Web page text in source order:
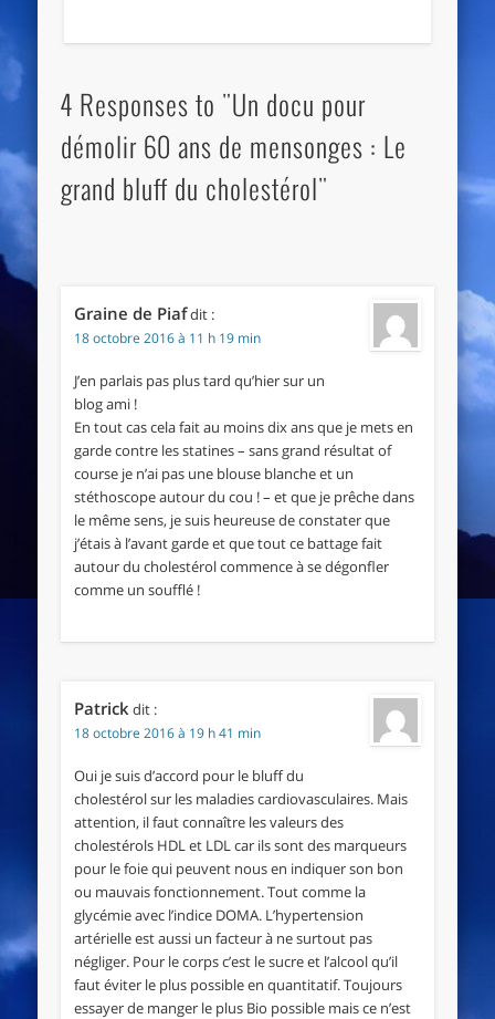
4 Responses to "Un docu pour
démolir 60 ans de mensonges : Le
grand bluff du cholestérol"
Graine de Piafdit :
18 octobre 2016 à 11 h 19 min
J’en parlais pas plus tard qu’hier sur un
blog ami !
En tout cas cela fait au moins dix ans que je mets en
garde contre les statines – sans grand résultat of
course je n’ai pas une blouse blanche et un
stéthoscope autour du cou ! – et que je prêche dans
le même sens, je suis heureuse de constater que
j’étais à l’avant garde et que tout ce battage fait
autour du cholestérol commence à se dégonfler
comme un soufflé !
Patrick dit :
18 octobre 2016 à 19 h 41 min
Oui je suis d’accord pour le bluff du
cholestérol sur les maladies cardiovasculaires. Mais
attention, il faut connaître les valeurs des
cholestérols HDL et LDL car ils sont des marqueurs
pour le foie qui peuvent nous en indiquer son bon
ou mauvais fonctionnement. Tout comme la
glycémie avec l’indice DOMA. L’hypertension
artérielle est aussi un facteur à ne surtout pas
négliger. Pour le corps c’est le sucre et l’alcool qu’il
faut éviter le plus possible en quantitatif. Toujours
essayer de manger le plus Bio possible mais ce n’est